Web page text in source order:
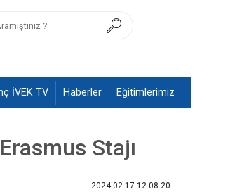
İVEK TV Haberler Eğitimlerimiz
Stajı
2024-02-17 12:08:20